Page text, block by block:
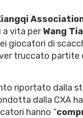
a vita perWang
giocatori di
truccato partite
riportato dalla
dalla CXA
hanno “